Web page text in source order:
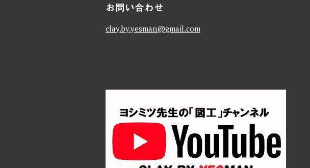
お問い合わせ
clay.by.yesman@gmail.com